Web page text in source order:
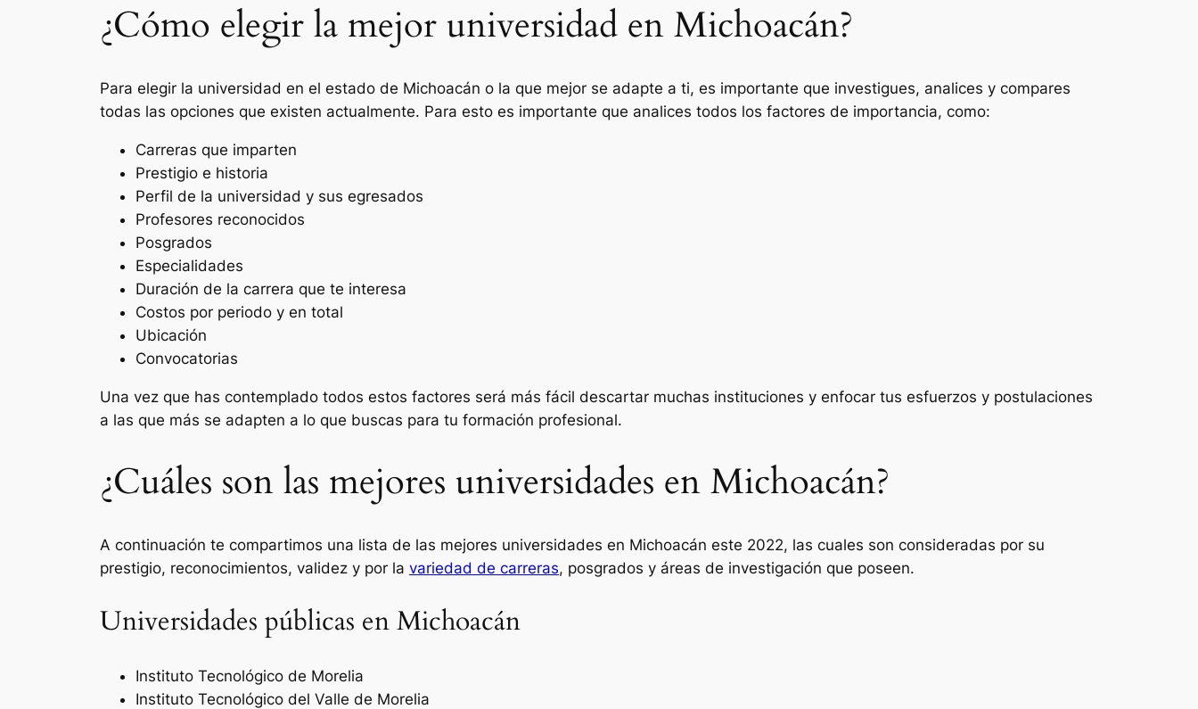
¿Cómo elegir la mejor universidad en Michoacán?
Para elegir la universidad en el estado de Michoacán o la que mejor se adapte a ti, es importante que investigues, analices y compares
todas las opciones que existen actualmente. Para esto es importante que analices todos los factores de importancia, como:
Carreras que imparten
Prestigio e historia
Perfil de la universidad y sus egresados
Profesores reconocidos
Posgrados
Especialidades
Duración de la carrera que te interesa
Costos por periodo y en total
Ubicación
Convocatorias
Una vez que has contemplado todos estos factores será más fácil descartar muchas instituciones y enfocar tus esfuerzos y postulaciones
a las que más se adapten a lo que buscas para tu formación profesional.
¿Cuáles son las mejores universidades en Michoacán?
A continuación te compartimos una lista de las mejores universidades en Michoacán este 2022, las cuales son consideradas por su
prestigio, reconocimientos, validez y por la variedad de carreras, posgrados y áreas de investigación que poseen.
Universidades públicas en Michoacán
Instituto Tecnológico de Morelia
Instituto Tecnológico del Valle de Morelia